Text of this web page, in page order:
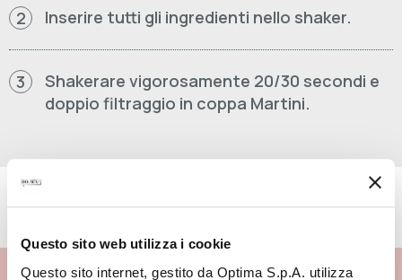
Questo sito web utilizza i cookie
Questo sito internet, gestito da Optima S.p.A. utilizza
2 Inserire tutti gli ingredienti nello shaker.
3
Shakerare vigorosamente 20/30 secondi e
doppio filtraggio in coppa Martini.
PRODOTTI UTILIZZATI